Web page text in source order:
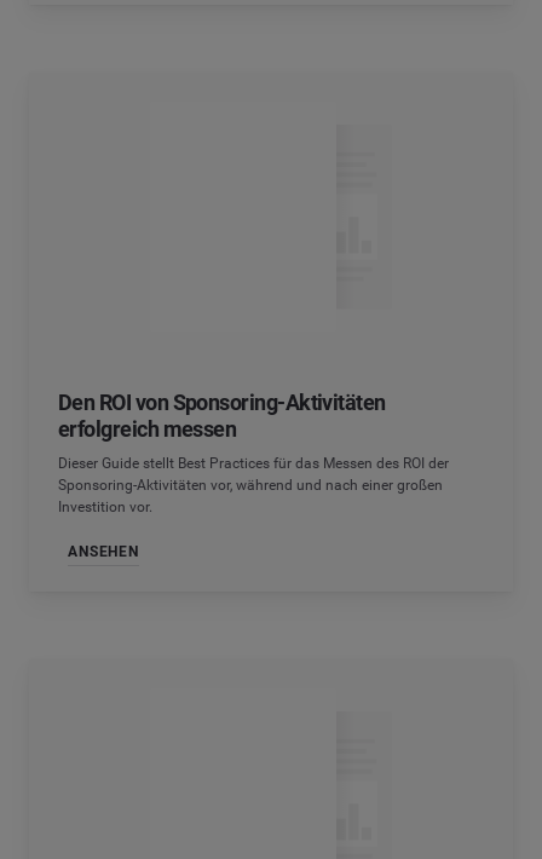
Den ROI von Sponsoring-Aktivitäten
erfolgreich messen
Dieser Guide stellt Best Practices für das Messen des ROI der
Sponsoring-Aktivitäten vor, während und nach einer großen
Investition vor.
ANSEHEN